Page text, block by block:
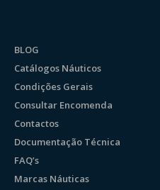
BLOG
Catálogos Náuticos
Condições Gerais
Consultar Encomenda
Contactos
Documentação Técnica
FAQ’s
Marcas Náuticas